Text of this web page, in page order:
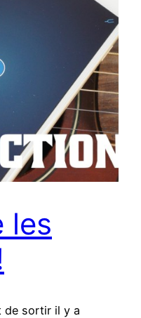
les
de sortir il y a